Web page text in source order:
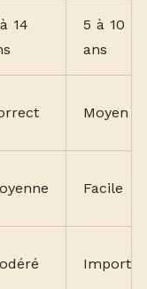
14
5 à 10
ans
Moyen
Facile